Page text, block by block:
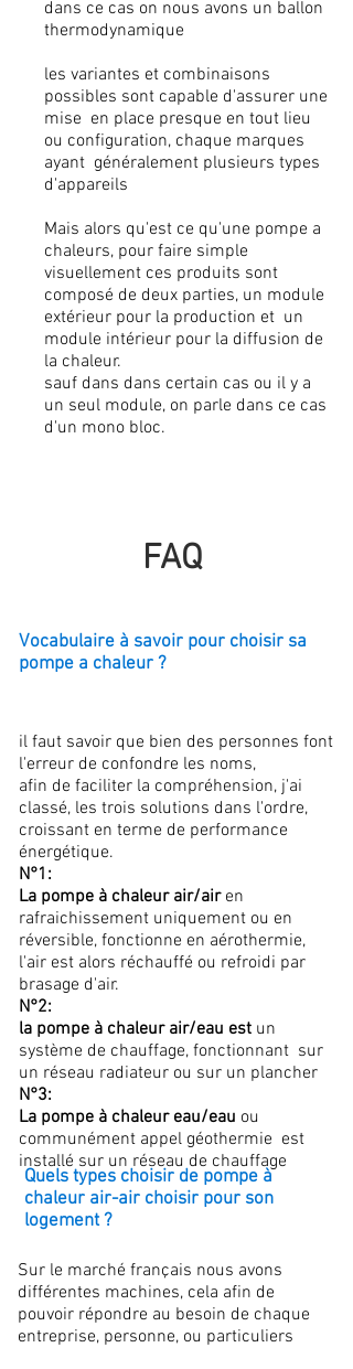
dans ce cas on nous avons un ballon
thermodynamique
les variantes et combinaisons
possibles sont capable d'assurer une
mise en place presque en tout lieu
ou configuration, chaque marques
ayant généralement plusieurs types
d'appareils
Mais alors qu'est ce qu'une pompe a
chaleurs, pour faire simple
visuellement ces produits sont
composé de deux parties, un module
extérieur pour la production et un
module intérieur pour la diffusion de
la chaleur.
sauf dans dans certain cas ou il y a
un seul module, on parle dans ce cas
d'un mono bloc.
FAQ
Quels types choisir de pompe à
chaleur air-air choisir pour son
logement ?
Sur le marché français nous avons
différentes machines, cela afin de
pouvoir répondre au besoin de chaque
entreprise, personne, ou particuliers
Vocabulaire à savoir pour choisir sa
pompe a chaleur ?
il faut savoir que bien des personnes font
l'erreur de confondre les noms,
afin de faciliter la compréhension, j'ai
classé, les trois solutions dans l'ordre,
croissant en terme de performance
énergétique.
N°1:
La pompe à chaleur air/air en
rafraichissement uniquement ou en
réversible, fonctionne en aérothermie,
l'air est alors réchauffé ou refroidi par
brasage d'air.
N°2:
la pompe à chaleur air/eau est un
système de chauffage, fonctionnant sur
un réseau radiateur ou sur un plancher
N°3:
La pompe à chaleur eau/eau ou
communément appel géothermie est
installé sur un réseau de chauffage